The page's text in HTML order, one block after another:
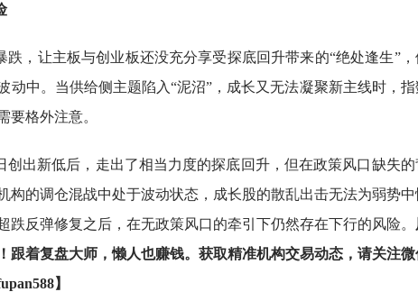
跌，让主板与创业板还没充分享受探底回升带来的“绝处逢生”，
动中。当供给侧主题陷入“泥沼”，成长又无法凝聚新主线时，
要格外注意。
创出新低后，走出了相当力度的探底回升，但在政策风口缺失的
构的调仓混战中处于波动状态，成长股的散乱出击无法为弱势
跌反弹修复之后，在无政策风口的牵引下仍然存在下行的风险。
跟着复盘大师，懒人也赚钱。获取精准机构交易动态，请关注
】